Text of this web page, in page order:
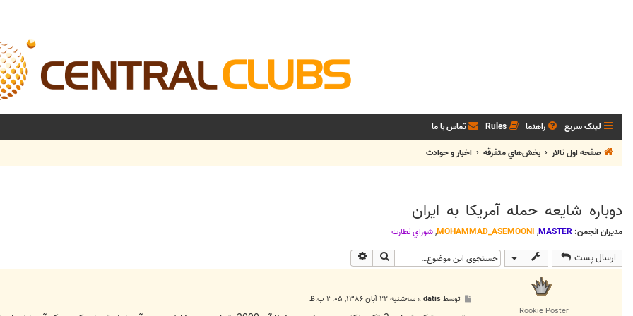
لینک سریع راهنما Rules تماس با ما
صفحه اول تالار
بخش‌‌هاي متفرقه اخبار و حوادث
دوباره شایعه حمله آمریکا به ایران
مدیران انجمن: MASTER
,
MOHAMMAD_ASEMOONI
,شوراي نظارت
ارسال پست جستجو
Rookie Poster
توسطdatis
»سه‌شنبه ۲۲ آبان ۱۳۸۶, ۳:۰۵ ب.ظ